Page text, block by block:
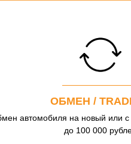
ОБМЕН /
автомобиля на новый или с
до 100 000